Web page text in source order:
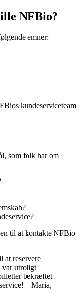
NFBio?
emner:
kundeserviceteam
som folk har om
til at kontakte NFBio
at reservere
var utroligt
bekræftet
– Maria,